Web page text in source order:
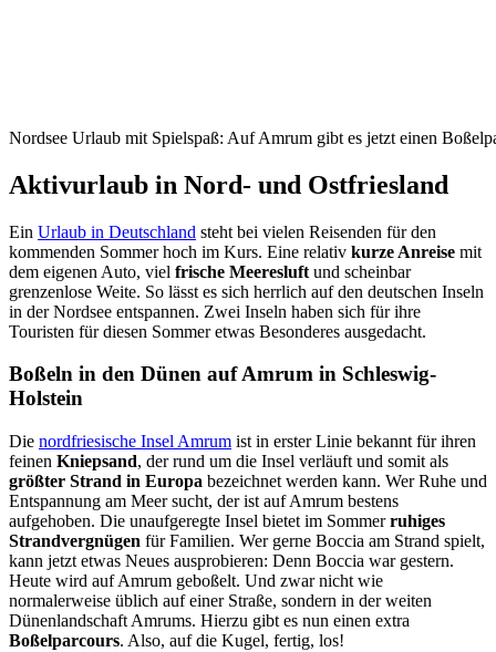
Nordsee Urlaub mit Spielspaß: Auf Amrum gibt es jetzt einen
Aktivurlaub in Nord- und Ostfriesland
Ein Urlaub in Deutschland steht bei vielen Reisenden für den
kommenden Sommer hoch im Kurs. Eine relativ kurze Anreise mit
dem eigenen Auto, viel frische Meeresluft und scheinbar
grenzenlose Weite. So lässt es sich herrlich auf den deutschen Inseln
in der Nordsee entspannen. Zwei Inseln haben sich für ihre
Touristen für diesen Sommer etwas Besonderes ausgedacht.
Boßeln in den Dünen auf Amrum in Schleswig-
Holstein
Die nordfriesische Insel Amrum ist in erster Linie bekannt für ihren
feinen Kniepsand, der rund um die Insel verläuft und somit als
größter Strand in Europa bezeichnet werden kann. Wer Ruhe und
Entspannung am Meer sucht, der ist auf Amrum bestens
aufgehoben. Die unaufgeregte Insel bietet im Sommerruhiges
Strandvergnügen für Familien. Wer gerne Boccia am Strand spielt,
kann jetzt etwas Neues ausprobieren: Denn Boccia war gestern.
Heute wird auf Amrum geboßelt. Und zwar nicht wie
normalerweise üblich auf einer Straße, sondern in der weiten
Dünenlandschaft Amrums. Hierzu gibt es nun einen extra
Boßelparcours. Also, auf die Kugel, fertig, los!